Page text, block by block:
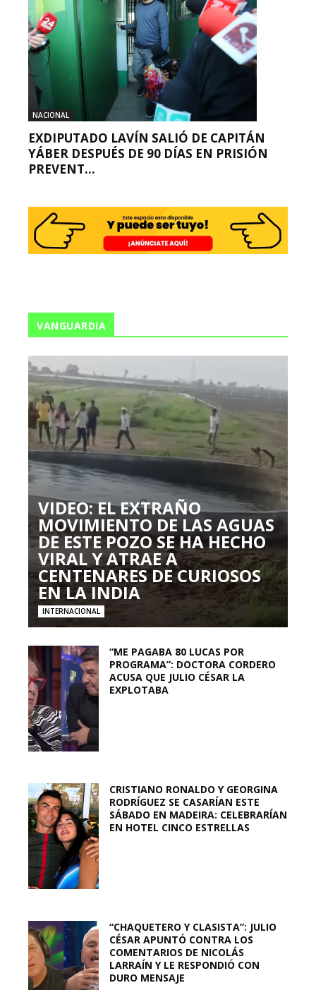
NACIONAL
EXDIPUTADO LAVÍN SALIÓ DE CAPITÁN
YÁBER DESPUÉS DE 90 DÍAS EN PRISIÓN
PREVENT...
VANGUARDIA
VIDEO: EL EXTRAÑO
MOVIMIENTO DE LAS AGUAS
DE ESTE POZO SE HA HECHO
VIRAL Y ATRAE A
CENTENARES DE CURIOSOS
EN LA INDIA
INTERNACIONAL
“ME PAGABA 80 LUCAS POR
PROGRAMA”: DOCTORA CORDERO
ACUSA QUE JULIO CÉSAR LA
EXPLOTABA
CRISTIANO RONALDO Y GEORGINA
RODRÍGUEZ SE CASARÍAN ESTE
SÁBADO EN MADEIRA: CELEBRARÍAN
EN HOTEL CINCO ESTRELLAS
“CHAQUETERO Y CLASISTA”: JULIO
CÉSAR APUNTÓ CONTRA LOS
COMENTARIOS DE NICOLÁS
LARRAÍN Y LE RESPONDIÓ CON
DURO MENSAJE